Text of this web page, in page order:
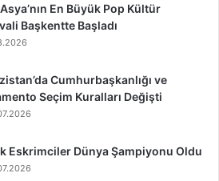
En Büyük Pop Kültür
Başkentte Başladı
Cumhurbaşkanlığı ve
Seçim Kuralları Değişti
Eskrimciler Dünya Şampiyonu Oldu